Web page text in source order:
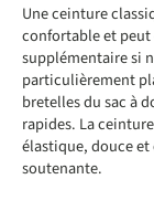
Une ceinture
confortable et
supplémentaire si
particulièrement
bretelles du sac à
rapides. La
élastique, douce
soutenante.